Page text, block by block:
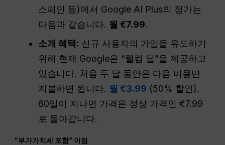
스페인 등)에서 Google AI Plus의 정가는
다음과 같습니다. 월 €7.99.
소개 혜택: 신규 사용자의 가입을 유도하기
위해 현재 Google은 “웰컴 딜”을 제공하고
있습니다. 처음 두 달 동안은 다음 비용만
지불하면 됩니다. 월 €3.99 (50% 할인).
60일이 지나면 가격은 정상 가격인 €7.99
로 돌아갑니다.
“부가가치세 포함” 이점